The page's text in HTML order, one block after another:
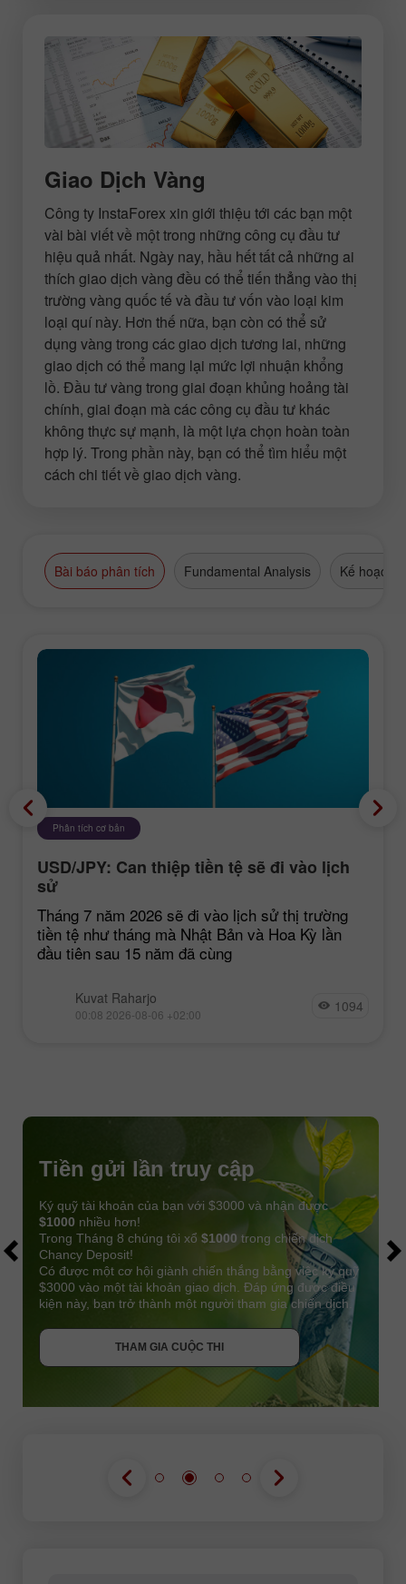
Giao Dịch Vàng
Công ty InstaForex xin giới thiệu tới các bạn một
vài bài viết về một trong những công cụ đầu tư
hiệu quả nhất. Ngày nay, hầu hết tất cả những ai
thích giao dịch vàng đều có thể tiến thẳng vào thị
trường vàng quốc tế và đầu tư vốn vào loại kim
loại quí này. Hơn thế nữa, bạn còn có thể sử
dụng vàng trong các giao dịch tương lai, những
giao dịch có thể mang lại mức lợi nhuận khổng
lồ. Đầu tư vàng trong giai đoạn khủng hoảng tài
chính, giai đoạn mà các công cụ đầu tư khác
không thực sự mạnh, là một lựa chọn hoàn toàn
hợp lý. Trong phần này, bạn có thể tìm hiểu một
cách chi tiết về giao dịch vàng.
Bài báo phân tích Fundamental Analysis Kế hoạch
Phân tích cơ bản
USD/JPY: Can thiệp tiền tệ sẽ đi vào lịch
sử
Tháng 7 năm 2026 sẽ đi vào lịch sử thị trường
tiền tệ như tháng mà Nhật Bản và Hoa Kỳ lần
đầu tiên sau 15 năm đã cùng
Kuvat Raharjo
00:08 2026-08-06 +02:00 1094
THAM GIA CUỘC THI
Tiền gửi lần truy cập
Ký quỹ tài khoản của bạn với $3000 và nhận được
$1000 nhiều hơn!
Trong Tháng 8 chúng tôi xổ $1000 trong chiến dịch
Chancy Deposit!
Có được một cơ hội giành chiến thắng bằng việc ký quỹ
$3000 vào một tài khoản giao dịch. Đáp ứng được điều
kiện này, bạn trở thành một người tham gia chiến dịch.
THAM GIA CUỘC THI
NHẬN THƯỞNG